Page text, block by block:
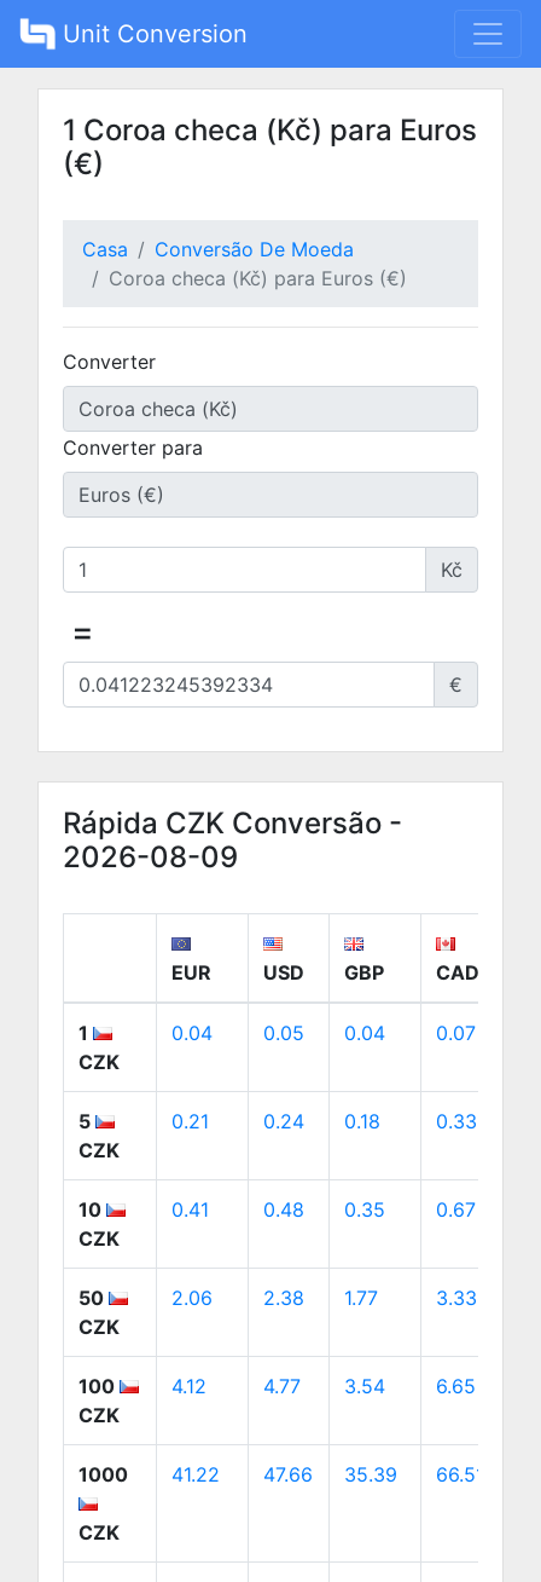
Unit Conversion
1 Coroa checa (Kč) para Euros
(€)
Casa
Conversão De Moeda
Coroa checa (Kč) para Euros (€)
Converter
Converter para
Kč
=
€
Rápida CZK Conversão -
2026-08-09
EUR USD GBP CAD
1
CZK
0.04 0.05 0.04 0.07
5
CZK
0.21 0.24 0.18 0.33
10
CZK
0.41 0.48 0.35 0.67
50
CZK
2.06 2.38 1.77 3.33
100
CZK
4.12 4.77 3.54 6.65
1000
CZK
41.22 47.66 35.39 66.51